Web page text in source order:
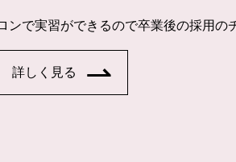
で実習ができるので卒業後の採用の
詳しく見る